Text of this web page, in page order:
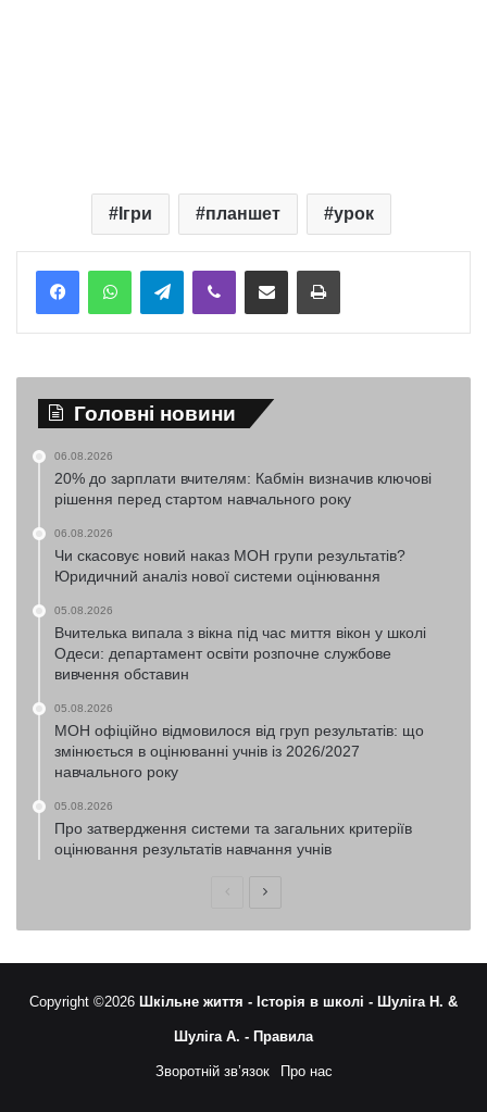
Ігри планшет урок
TelegramViber Надіслати електронною поштоюНадрукувати
Головні новини
06.08.2026
20% до зарплати вчителям: Кабмін визначив ключові
рішення перед стартом навчального року
06.08.2026
Чи скасовує новий наказ МОН групи результатів?
Юридичний аналіз нової системи оцінювання
05.08.2026
Вчителька випала з вікна під час миття вікон у школі
Одеси: департамент освіти розпочне службове
вивчення обставин
05.08.2026
МОН офіційно відмовилося від груп результатів: що
змінюється в оцінюванні учнів із 2026/2027
навчального року
05.08.2026
Про затвердження системи та загальних критеріїв
оцінювання результатів навчання учнів
ПопередняНаступна
Copyright ©2026 Шкільне життя - Історія в школі - Шуліга Н. &
Шуліга А. - Правила
Зворотній зв’язок Про нас